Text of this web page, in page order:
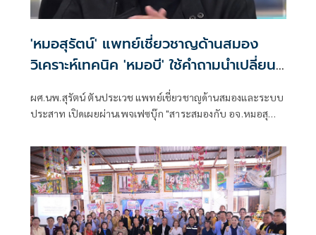
'หมอสุรัตน์' แพทย์เชี่ยวชาญด้านสมอง
วิเคราะห์เทคนิค 'หมอบี' ใช้คำถามนำเปลี่ยน
ผศ.นพ.สุรัตน์ ตันประเวช แพทย์เชี่ยวชาญด้านสมองและระบบ
ประสาท เปิดเผยผ่านเพจเฟซบุ๊ก "สาระสมองกับ อจ.หมอสุ
วิญญาณ ว่า ดูหมอบีหลายเทปทั้งใหม่และเก่า